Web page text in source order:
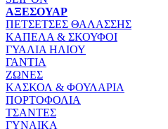
ΑΞΕΣΟΥΑΡ
ΠΕΤΣΕΤΣΕΣ ΘΑΛΑΣΣΗΣ
ΚΑΠΕΛΑ & ΣΚΟΥΦΟΙ
ΓΥΑΛΙΑ ΗΛΙΟΥ
ΓΑΝΤΙΑ
ΖΩΝΕΣ
ΚΑΣΚΟΛ & ΦΟΥΛΑΡΙΑ
ΠΟΡΤΟΦΟΛΙΑ
ΤΣΑΝΤΕΣ
ΓΥΝΑΙΚΑ